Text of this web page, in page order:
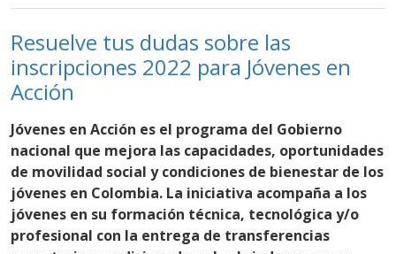
Resuelve tus dudas sobre las
inscripciones 2022 para Jóvenes en
Acción
Jóvenes en Acción es el programa del Gobierno
nacional que mejora las capacidades, oportunidades
de movilidad social y condiciones de bienestar de los
jóvenes en Colombia. La iniciativa acompaña a los
jóvenes en su formación técnica, tecnológica y/o
profesional con la entrega de transferencias